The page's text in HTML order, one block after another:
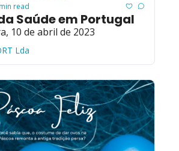
read
Saúde em Portugal
10 de abril de 2023
Lda